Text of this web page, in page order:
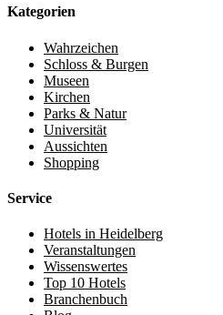
Kategorien
Wahrzeichen
Schloss & Burgen
Museen
Kirchen
Parks & Natur
Universität
Aussichten
Shopping
Service
Hotels in Heidelberg
Veranstaltungen
Wissenswertes
Top 10 Hotels
Branchenbuch